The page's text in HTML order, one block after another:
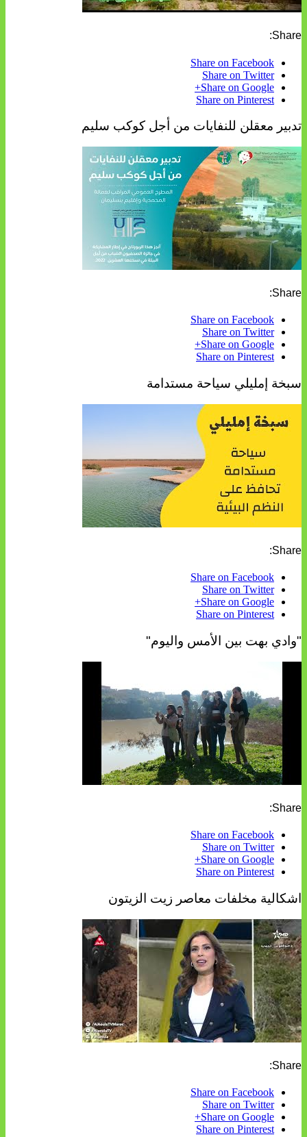
Share:
Share on Facebook
Share on Twitter
Share on Google+
Share on Pinterest
تدبير معقلن للنفايات من أجل كوكب سليم
Share:
Share on Facebook
Share on Twitter
Share on Google+
Share on Pinterest
سبخة إمليلي سياحة مستدامة
Share:
Share on Facebook
Share on Twitter
Share on Google+
Share on Pinterest
"وادي بهت بين الأمس واليوم"
Share:
Share on Facebook
Share on Twitter
Share on Google+
Share on Pinterest
اشكالية مخلفات معاصر زيت الزيتون
Share:
Share on Facebook
Share on Twitter
Share on Google+
Share on Pinterest